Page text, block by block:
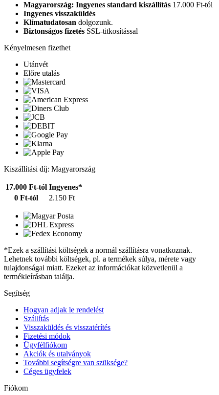
Magyarország: Ingyenes standard kiszállítás 17.000 Ft-tól
Ingyenes visszaküldés
Klímatudatosan dolgozunk.
Biztonságos fizetés SSL-titkosítással
Kényelmesen fizethet
Utánvét
Előre utalás
Kiszállítási díj: Magyarország
17.000 Ft-tól Ingyenes*
0 Ft-tól
2.150 Ft
*Ezek a szállítási költségek a normál szállításra vonatkoznak.
Lehetnek további költségek, pl. a termékek súlya, mérete vagy
tulajdonságai miatt. Ezeket az információkat közvetlenül a
termékleírásban találja.
Segítség
Hogyan adjak le rendelést
Szállítás
Visszaküldés és visszatérítés
Fizetési módok
Ügyfélfiókom
Akciók és utalványok
További segítségre van szüksége?
Céges ügyfelek
Fiókom